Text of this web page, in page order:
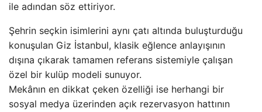
ile adından söz ettiriyor.
Şehrin seçkin isimlerini aynı çatı altında buluşturduğu
konuşulan Giz İstanbul, klasik eğlence anlayışının
dışına çıkarak tamamen referans sistemiyle çalışan
özel bir kulüp modeli sunuyor.
Mekânın en dikkat çeken özelliği ise herhangi bir
sosyal medya üzerinden açık rezervasyon hattının